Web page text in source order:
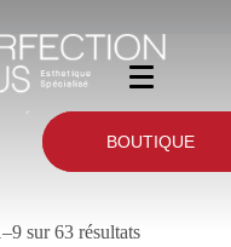
BOUTIQUE
sur 63 résultats